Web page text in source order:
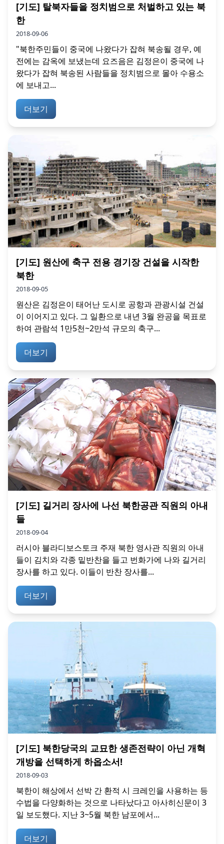
[기도] 탈북자들을 정치범으로 처벌하고 있는 북
한
2018-09-06
"북한주민들이 중국에 나왔다가 잡혀 북송될 경우, 예
전에는 감옥에 보냈는데 요즈음은 김정은이 중국에 나
왔다가 잡혀 북송된 사람들을 정치범으로 몰아 수용소
에 보내고...
더보기
[기도] 원산에 축구 전용 경기장 건설을 시작한
북한
2018-09-05
원산은 김정은이 태어난 도시로 공항과 관광시설 건설
이 이어지고 있다. 그 일환으로 내년 3월 완공을 목표로
하여 관람석 1만5천~2만석 규모의 축구...
더보기
[기도] 길거리 장사에 나선 북한공관 직원의 아내
들
2018-09-04
러시아 블라디보스토크 주재 북한 영사관 직원의 아내
들이 김치와 각종 밑반찬을 들고 번화가에 나와 길거리
장사를 하고 있다. 이들이 반찬 장사를...
더보기
[기도] 북한당국의 교묘한 생존전략이 아닌 개혁
개방을 선택하게 하옵소서!
2018-09-03
북한이 해상에서 선박 간 환적 시 크레인을 사용하는 등
수법을 다양화하는 것으로 나타났다고 아사히신문이 3
일 보도했다. 지난 3~5월 북한 남포에서...
더보기